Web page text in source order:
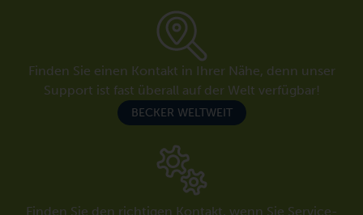
Finden Sie einen Kontakt in Ihrer Nähe, denn unser
Support ist fast überall auf der Welt verfügbar!
BECKER WELTWEIT
Finden Sie den richtigen Kontakt, wenn Sie Service-